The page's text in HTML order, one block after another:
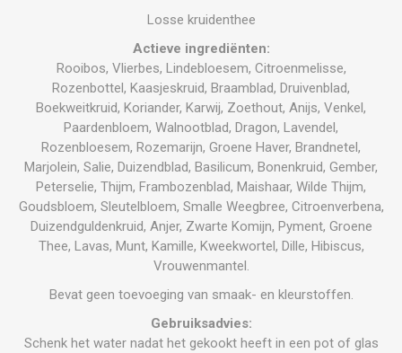
Losse kruidenthee
Actieve ingrediënten:
Rooibos, Vlierbes, Lindebloesem, Citroenmelisse,
Rozenbottel, Kaasjeskruid, Braamblad, Druivenblad,
Boekweitkruid, Koriander, Karwij, Zoethout, Anijs, Venkel,
Paardenbloem, Walnootblad, Dragon, Lavendel,
Rozenbloesem, Rozemarijn, Groene Haver, Brandnetel,
Marjolein, Salie, Duizendblad, Basilicum, Bonenkruid, Gember,
Peterselie, Thijm, Frambozenblad, Maishaar, Wilde Thijm,
Goudsbloem, Sleutelbloem, Smalle Weegbree, Citroenverbena,
Duizendguldenkruid, Anjer, Zwarte Komijn, Pyment, Groene
Thee, Lavas, Munt, Kamille, Kweekwortel, Dille, Hibiscus,
Vrouwenmantel.
Bevat geen toevoeging van smaak- en kleurstoffen.
Gebruiksadvies:
Schenk het water nadat het gekookt heeft in een pot of glas